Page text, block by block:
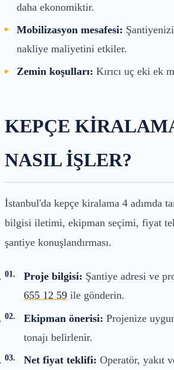
daha ekonomiktir.
Mobilizasyon mesafesi:
nakliye maliyetini etkiler.
Zemin koşulları: Kırıcı uç eki ek
KEPÇE
NASIL İŞLER?
İstanbul'da kepçe kiralama 4 adımda
bilgisi iletimi, ekipman seçimi, fiyat
şantiye konuşlandırması.
Proje bilgisi: Şantiye adresi ve
655 12 59 ile gönderin.
Ekipman önerisi: Projenize
tonajı belirlenir.
Net fiyat teklifi: Operatör, yakıt